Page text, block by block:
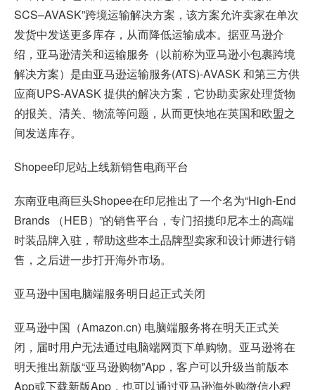
SCS–AVASK”跨境运输解决方案，该方案允许卖家在单次
发货中发送更多库存，从而降低运输成本。据亚马逊介
绍，亚马逊清关和运输服务（以前称为亚马逊小包裹跨境
解决方案）是由亚马逊运输服务(ATS)-AVASK 和第三方供
应商UPS-AVASK 提供的解决方案，它协助卖家处理货物
的报关、清关、物流等问题，从而更快地在英国和欧盟之
间发送库存。
Shopee印尼站上线新销售电商平台
东南亚电商巨头Shopee在印尼推出了一个名为“High-End
Brands （HEB）”的销售平台，专门招揽印尼本土的高端
时装品牌入驻，帮助这些本土品牌型卖家和设计师进行销
售，之后进一步打开海外市场。
亚马逊中国电脑端服务明日起正式关闭
亚马逊中国（Amazon.cn) 电脑端服务将在明天正式关
闭，届时用户无法通过电脑端网页下单购物。亚马逊将在
明天推出新版“亚马逊购物”App，客户可以升级当前版本
App或下载新版App，也可以通过亚马逊海外购微信小程